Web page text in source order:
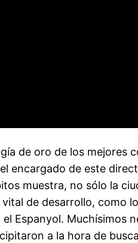
de oro de los mejores
encargado de este
muestra, no sólo la
de desarrollo, como
Espanyol. Muchísimos
a la hora de